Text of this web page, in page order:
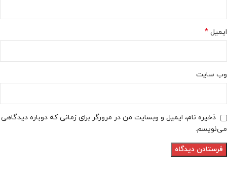
ایمیل *
وب‌ سایت
ذخیره نام، ایمیل و وبسایت من در مرورگر برای زمانی که دوباره دیدگاهی
می‌نویسم.